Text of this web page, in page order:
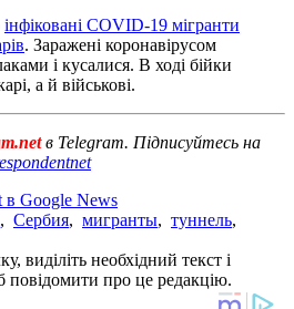
інфіковані COVID-19 мігранти
. Заражені коронавірусом
і кусалися. В ході бійки
а й військові.
в Telegram. Підписуйтесь на
в Google News
, Сербия, мигранты, туннель,
виділіть необхідний текст і
повідомити про це редакцію.